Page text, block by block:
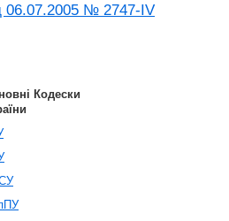
06.07.2005 № 2747-IV
Кодески